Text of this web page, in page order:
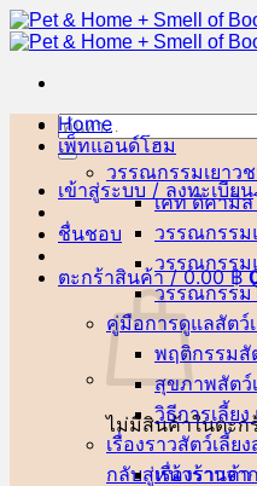
ข้าม
ไป
เนื้อหา
ค้นหา:
เข้าสู่ระบบ / ลงทะเบียน
ชื่นชอบ
ตะกร้าสินค้า /0.00฿
ไม่มีสินค้าในตะก
กลับสู่หน้าร้านค้า
Home
เพ็ทแอนด์โฮม
วรรณกรรมเยาว
เคท ดิคามิล
วรรณกรรม
วรรณกรรม
วรรณกรรม
คู่มือการดูแลสัตว์
พฤติกรรมสั
สุขภาพสัตว์
วิธีการเลี้ย
เรื่องราวสัตว์เลี้ย
เรื่องราวจ